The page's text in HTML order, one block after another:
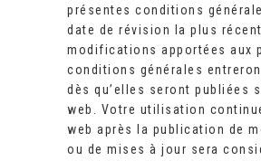
présentes conditions
date de révision la plus
modifications apportées aux
conditions générales
dès qu’elles seront publiées
web. Votre utilisation
web après la publication de
ou de mises à jour sera